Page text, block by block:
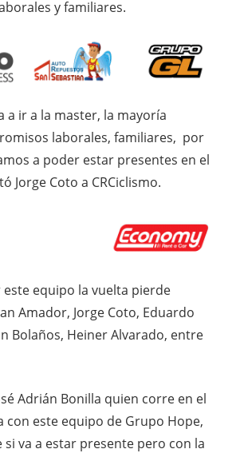
y familiares.
a ir a la master, la mayoría
laborales, familiares, por
a poder estar presentes en el
Jorge Coto a CRCiclismo.
equipo la vuelta pierde
Amador, Jorge Coto, Eduardo
Bolaños, Heiner Alvarado, entre
Adrián Bonilla quien corre en el
con este equipo de Grupo Hope,
va a estar presente pero con la